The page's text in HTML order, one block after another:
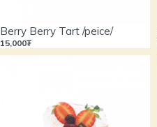
Berry Berry Tart /peice/
15,000₮